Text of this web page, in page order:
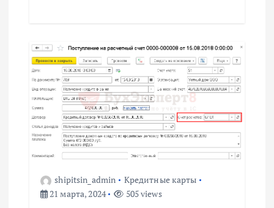
shipitsin_admin
Кредитные карты
21 марта, 2024
505 views